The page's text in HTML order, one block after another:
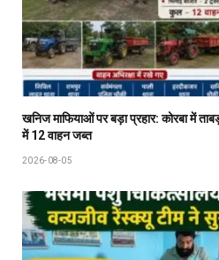
खनिज माफियाओं पर बड़ा प्रहार: कोरबा में
में 12 वाहन जब्त
2026-08-05